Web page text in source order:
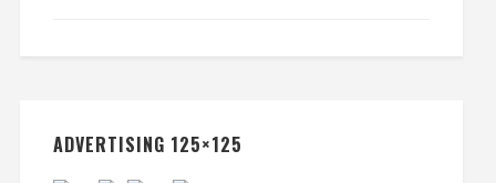
ADVERTISING 125×125